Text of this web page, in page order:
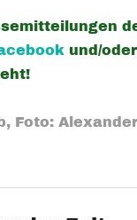
und/oder
Foto: